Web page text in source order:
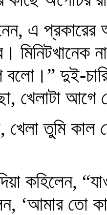
এ প্রকারের
না
বলো।” দুই-
খেলাটা আগে
খেলা তুমি
কহিলেন,
‘আমার তো